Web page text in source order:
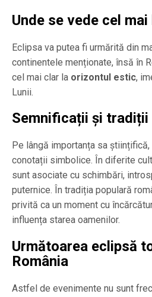
Unde se vede cel mai
Eclipsa va putea fi urmărită din
continentele menționate, însă în
cel mai clar la orizontul estic,
Lunii.
Semnificații și tradiții
Pe lângă importanța sa
conotații simbolice. În diferite
sunt asociate cu schimbări,
puternice. În tradiția populară
privită ca un moment cu
influența starea oamenilor.
Următoarea eclipsă
România
Astfel de evenimente nu sunt